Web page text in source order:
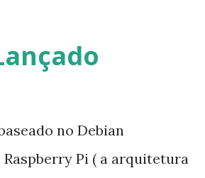
Linux e BSD diferente
existem tantas variantes
centenas de
de BSDs a escolha.
no Debian
Pi ( a arquitetura